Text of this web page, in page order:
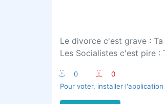
Le divorce c'est grave :
Les Socialistes c'est pire
:-) 0 :-(
0
Pour voter, installer l'application